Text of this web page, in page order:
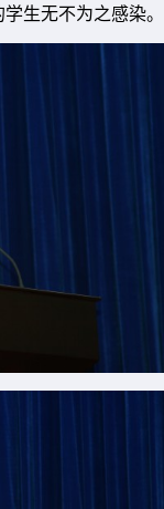
生无不为之感染。